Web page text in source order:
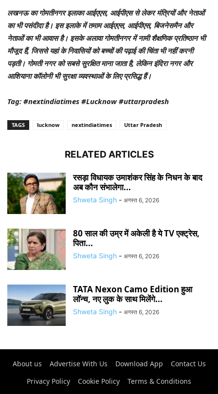
लखनऊ का गोमतीनगर इलाका आईएएस, आईपीएस से लेकर मंत्रियों और नेताओं
का भी पसंदीदा है। इस इलाके में तमाम आईएएस, आईपीएस, बिजनेसमैन और
नेताओं का भी आवास है। इसके अलावा गोमतीनगर में नामी शैक्षणिक प्रतिष्ठान भी
मौजूद हैं, जिससे यहां के निवासियों को बच्चों की पढ़ाई की चिंता भी नहीं करनी
पड़ती। गोमती नगर को सबसे सुरक्षित माना जाता है, लेकिन इंदिरा नगर और
आशियाना कॉलोनी भी सुरक्षा व्यवस्थाओं के लिए प्रसिद्ध हैं।
Tag: #nextindiatimes #Lucknow #uttarpradesh
TAGS lucknow nextindiatimes Uttar Pradesh
RELATED ARTICLES
रसड़ा विधायक उमाशंकर सिंह के निधन के बाद
अब कौन संभालेगा...
Shweta Singh - अगस्त 6, 2026
80 साल की उम्र में अकेली है ये TV एक्ट्रेस,
पिता...
Shweta Singh - अगस्त 6, 2026
TATA Nexon Camo Edition हुआ
लॉन्च, नए लुक के साथ मिलेंगे...
Shweta Singh - अगस्त 6, 2026
About us Advertise With Us Download App
Contact Us
Privacy Policy
Cookie Policy Terms & Conditions